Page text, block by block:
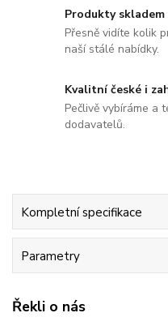
Produkty
Přesně vidíte kolik
naší stálé nabídky.
Kvalitní české i
Pečlivě vybíráme a
dodavatelů.
Kompletní specifikace
Parametry
Řekli o nás